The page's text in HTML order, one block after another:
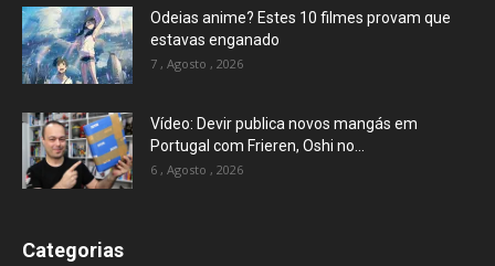
Odeias anime? Estes 10 filmes provam que
estavas enganado
7 , Agosto , 2026
Vídeo: Devir publica novos mangás em
Portugal com Frieren, Oshi no...
6 , Agosto , 2026
Categorias